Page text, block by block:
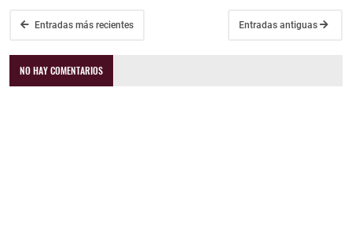
Entradas más recientes Entradas antiguas
NO HAY COMENTARIOS